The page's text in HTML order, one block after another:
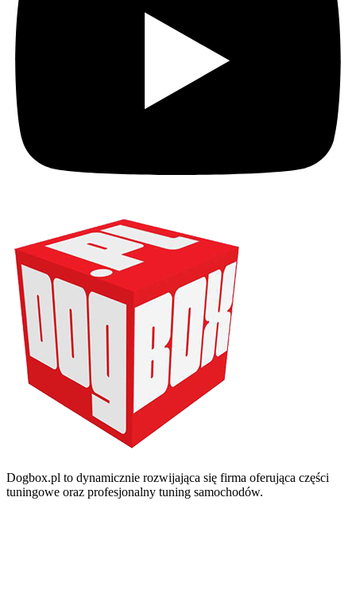
Dogbox.pl to dynamicznie rozwijająca się firma oferująca części
tuningowe oraz profesjonalny tuning samochodów.